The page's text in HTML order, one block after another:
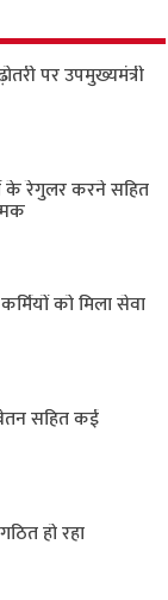
पर उपमुख्यमंत्री
के रेगुलर करने सहित
को मिला सेवा
सहित कई
हो रहा